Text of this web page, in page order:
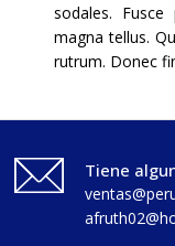
sodales.
magna tellus.
rutrum. Donec
Tiene